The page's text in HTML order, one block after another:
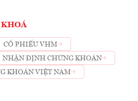
KHOÁ
CỔ PHIẾU VHM
NHẬN ĐỊNH CHỨNG KHOÁN
KHOÁN VIỆT NAM